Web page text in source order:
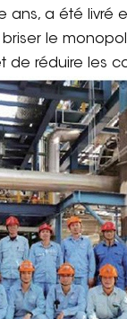
ans, a été
le
de réduire les